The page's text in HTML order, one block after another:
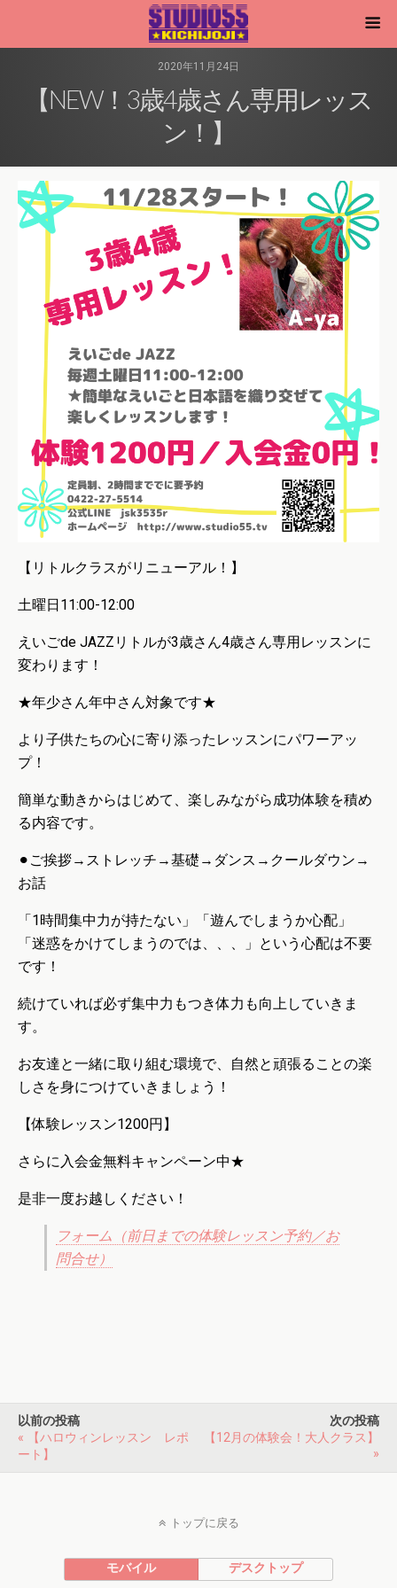
2020年11月24日
【NEW！3歳4歳さん専用レッス
ン！】
【リトルクラスがリニューアル！】
土曜日11:00-12:00
えいごde JAZZリトルが3歳さん4歳さん専用レッスンに
変わります！
★年少さん年中さん対象です★
より子供たちの心に寄り添ったレッスンにパワーアッ
プ！
簡単な動きからはじめて、楽しみながら成功体験を積め
る内容です。
⚫︎ご挨拶→ストレッチ→基礎→ダンス→クールダウン→
お話
「1時間集中力が持たない」「遊んでしまうか心配」
「迷惑をかけてしまうのでは、、、」という心配は不要
です！
続けていれば必ず集中力もつき体力も向上していきま
す。
お友達と一緒に取り組む環境で、自然と頑張ることの楽
しさを身につけていきましょう！
【体験レッスン1200円】
さらに入会金無料キャンペーン中★
是非一度お越しください！
フォーム（前日までの体験レッスン予約／お
問合せ）
以前の投稿
« 【ハロウィンレッスン レポ
ート】
次の投稿
【12月の体験会！大人クラス】
»
トップに戻る
モバイル デスクトップ